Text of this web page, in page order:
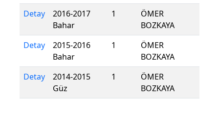
Detay
2016-2017
Bahar
1
ÖMER
BOZKAYA
Detay
2015-2016
Bahar
1
ÖMER
BOZKAYA
Detay
2014-2015
Güz
1
ÖMER
BOZKAYA